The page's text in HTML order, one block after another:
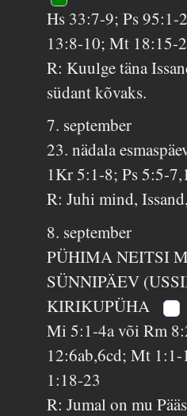
Hs 33:7-9; Ps 95:1-
13:8-10; Mt 18:15-
R: Kuulge täna
südant kõvaks.
7. september
23. nädala
1Kr 5:1-8; Ps 5:5-
R: Juhi mind,
8. september
PÜHIMA NEITSI
SÜNNIPÄEV
KIRIKUPÜHA
Mi 5:1-4a või Rm
12:6ab,6cd; Mt
1:18-23
R: Jumal on mu